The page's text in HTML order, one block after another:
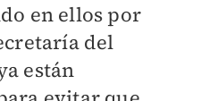
en ellos por
del
están